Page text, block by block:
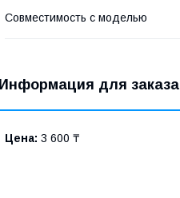
Совместимость с моделью
Информация для заказа
Цена: 3 600 ₸